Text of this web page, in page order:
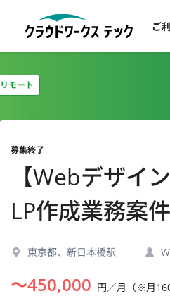
ご
モート
募集終了
【Webデザイ
LP作成業務案件
東京都、新日本橋駅
〜450,000 円／月（※月